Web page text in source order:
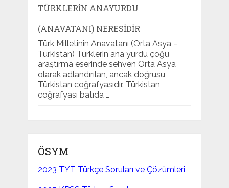
TÜRKLERIN ANAYURDU
(ANAVATANI) NERESIDIR
Türk Milletinin Anavatanı (Orta Asya –
Türkistan) Türklerin ana yurdu çoğu
araştırma eserinde sehven Orta Asya
olarak adlandırılan, ancak doğrusu
Türkistan coğrafyasıdır. Türkistan
coğrafyası batıda …
ÖSYM
2023 TYT Türkçe Soruları ve Çözümleri